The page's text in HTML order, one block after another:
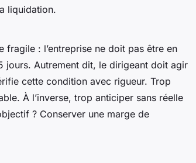
liquidation.
fragile : l’entreprise ne doit pas être en
jours. Autrement dit, le dirigeant doit agir
cette condition avec rigueur. Trop
À l’inverse, trop anticiper sans réelle
? Conserver une marge de